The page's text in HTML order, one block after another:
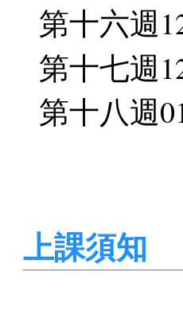
第十六週
第十七週
第十八週
上課須知